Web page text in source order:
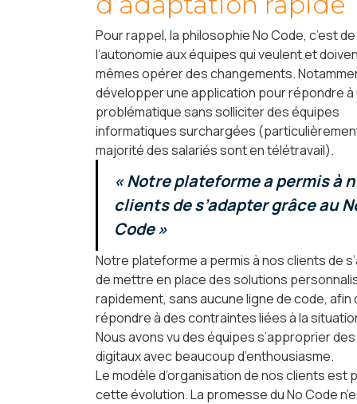
Pour rappel, la philosophie No Code, c’est
l’autonomie aux équipes qui veulent et
mêmes opérer des changements.
développer une application pour répondre à
problématique sans solliciter des équipes
informatiques surchargées
majorité des salariés sont en télétravail).
« Notre plateforme a permis à
clients de s’adapter grâce au
Code »
Notre plateforme a permis à nos clients de
de mettre en place des solutions
rapidement, sans aucune ligne de code, afin
répondre à des contraintes liées à la
Nous avons vu des équipes s’approprier
digitaux avec beaucoup d’enthousiasme.
Le modèle d’organisation de nos clients est
cette évolution. La promesse du No Code